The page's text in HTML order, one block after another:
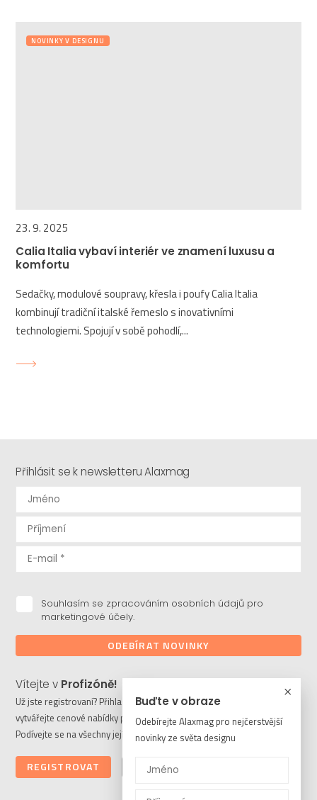
NOVINKY V DESIGNU
23. 9. 2025
Calia Italia vybaví interiér ve znamení luxusu a
komfortu
Sedačky, modulové soupravy, křesla i poufy Calia Italia
kombinují tradiční italské řemeslo s inovativními
technologiemi. Spojují v sobě pohodlí,...
Buďte v obraze
Odebírejte Alaxmag pro nejčerstvější
novinky ze světa designu
Přihlásit se k newsletteru Alaxmag
Souhlasím se zpracováním osobních údajů pro
marketingové účely.
ODEBÍRAT NOVINKY
Vítejte v Profizóně!
Už jste registrovaní? Přihlaste se a stahujte potřebné soubory či
vytvářejte cenové nabídky pro vaše klienty. Ještě nejste členem?
Podívejte se na všechny její výhody a registrujte se ještě dnes.
REGISTROVAT PŘIHLÁSIT